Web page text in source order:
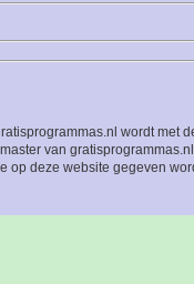
wordt met
van
op deze website gegeven